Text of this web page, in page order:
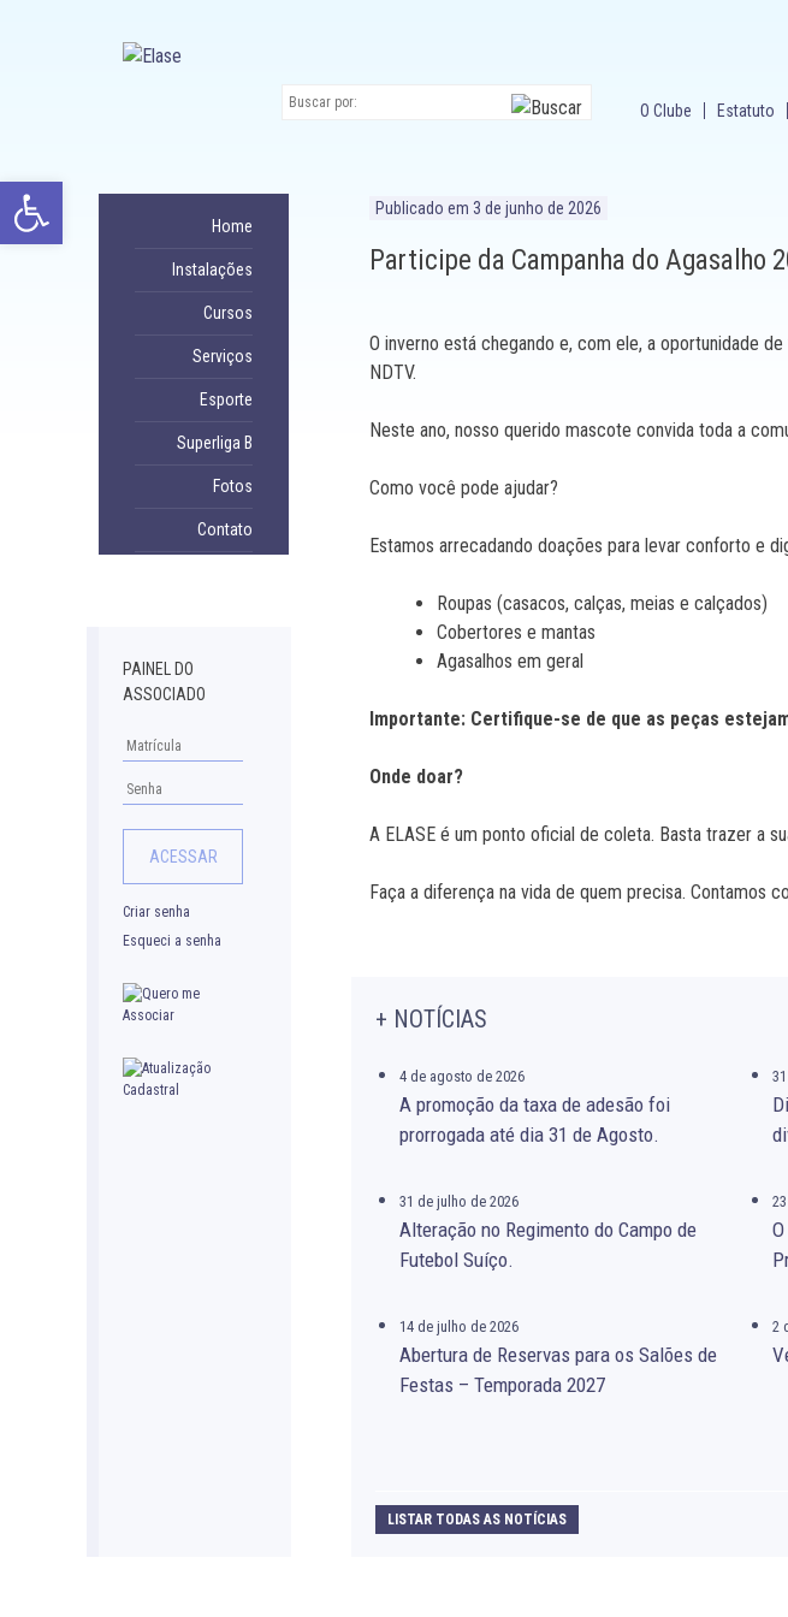
O Clube Estatuto
Publicado em 3 de junho de 2026
Participe da Campanha do Agasalho
O inverno está chegando e, com ele, a oportunidade
NDTV.
Neste ano, nosso querido mascote convida toda a
Como você pode ajudar?
Estamos arrecadando doações para levar conforto e
Roupas (casacos, calças, meias e calçados)
Cobertores e mantas
Agasalhos em geral
Importante: Certifique-se de que as peças
Onde doar?
A ELASE é um ponto oficial de coleta. Basta trazer a
Faça a diferença na vida de quem precisa. Contamos
+ NOTÍCIAS
4 de agosto de 2026
A promoção da taxa de adesão foi
prorrogada até dia 31 de Agosto.
31 de julho de 2026
Alteração no Regimento do Campo de
Futebol Suíço.
14 de julho de 2026
Abertura de Reservas para os Salões de
Festas – Temporada 2027
2
LISTAR TODAS AS NOTÍCIAS
Home
Instalações
Cursos
Serviços
Esporte
Superliga B
Fotos
Contato
PAINEL DO
ASSOCIADO
Criar senha
Esqueci a senha
Abrir a barra de ferramentas